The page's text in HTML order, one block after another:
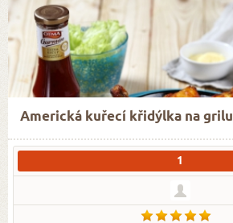
Americká kuřecí křidýlka na grilu
1